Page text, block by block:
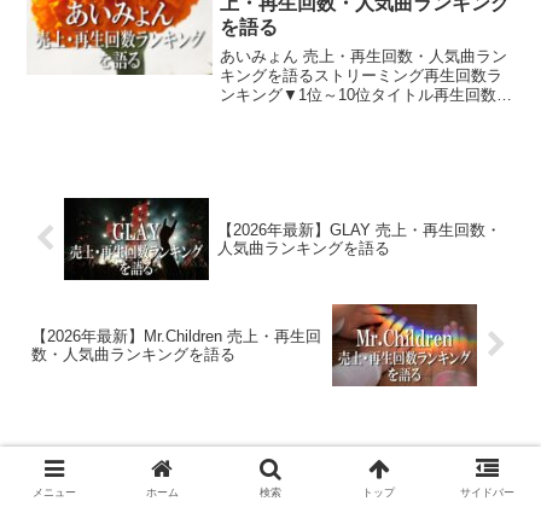
を語る
あいみょん 売上・再生回数・人気曲ラン
キングを語るストリーミング再生回数ラ
ンキング▼1位～10位タイトル再生回数配
【2026年最新】GLAY 売上・再生回数・
人気曲ランキングを語る
【2026年最新】Mr.Children 売上・再生回
数・人気曲ランキングを語る
コメント
メニュー ホーム 検索 トップ サイドバー